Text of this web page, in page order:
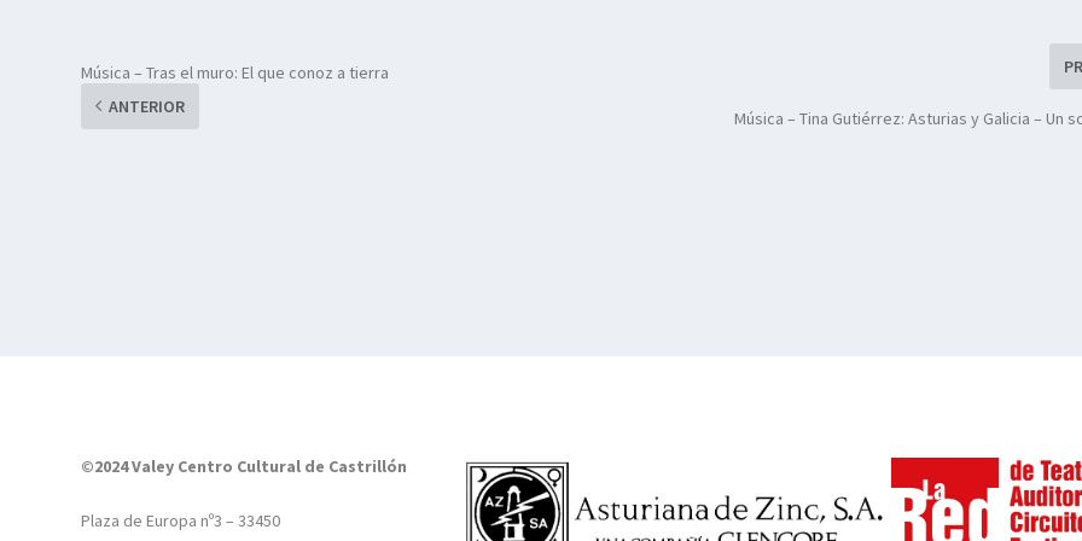
Música – Tras el muro: El que conoz a tierra
ANTERIOR
Música – Tina Gutiérrez: Asturias y Galicia – Un
©2024 Valey Centro Cultural de Castrillón
Plaza de Europa nº3 – 33450